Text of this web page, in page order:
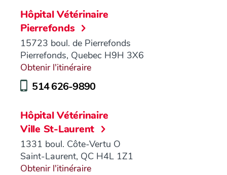
Hôpital Vétérinaire
Pierrefonds
15723 boul. de Pierrefonds
Pierrefonds, Quebec H9H 3X6
Obtenir l'itinéraire
514 626-9890
Hôpital Vétérinaire
Ville St-Laurent
1331 boul. Côte-Vertu O
Saint-Laurent, QC H4L 1Z1
Obtenir l'itinéraire